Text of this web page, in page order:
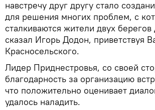
навстречу друг другу стало
для решения многих проблем, с
сталкиваются жители двух
сказал Игорь Додон, приветствуя
Красносельского.
Лидер Приднестровья, со своей
благодарность за организацию
что положительно оценивает
удалось наладить.